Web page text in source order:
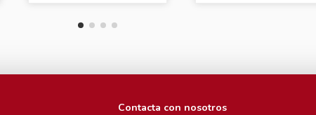
Contacta con nosotros